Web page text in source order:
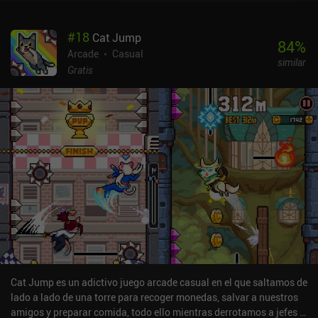
con un aspecto retro y música de 8 bits que hace que el juego
parezca una vieja consola portátil. También hay montones de
skins diferentes que nos permiten personalizar el aspecto, que
jefes especiales. Bricky Boy se monetiza mediante anuncios
forzados que se muestran cada vez que empezamos un nuevo
nivel, y algunos anuncios incentivados. Dado lo rápido que acaba
un nivel, estos anuncios resultan bastante molestos. Pero, por
suerte, se pueden eliminar por completo pagando 2,99 dólares o
viendo 15 anuncios, un enfoque bastante inusual pero agradable.
Al final, el juego se hace algo repetitivo, pero sigue siendo una
recomendación fácil para cualquier fan de los clásicos arcade de
alta calidad.
#18 Cat Jump
Arcade
Casual
Gratis
84%
similar
Cat Jump es un adictivo juego arcade casual en el que saltamos de
lado a lado de una torre para recoger monedas, salvar a nuestros
amigos y preparar comida, todo ello mientras derrotamos a jefes o